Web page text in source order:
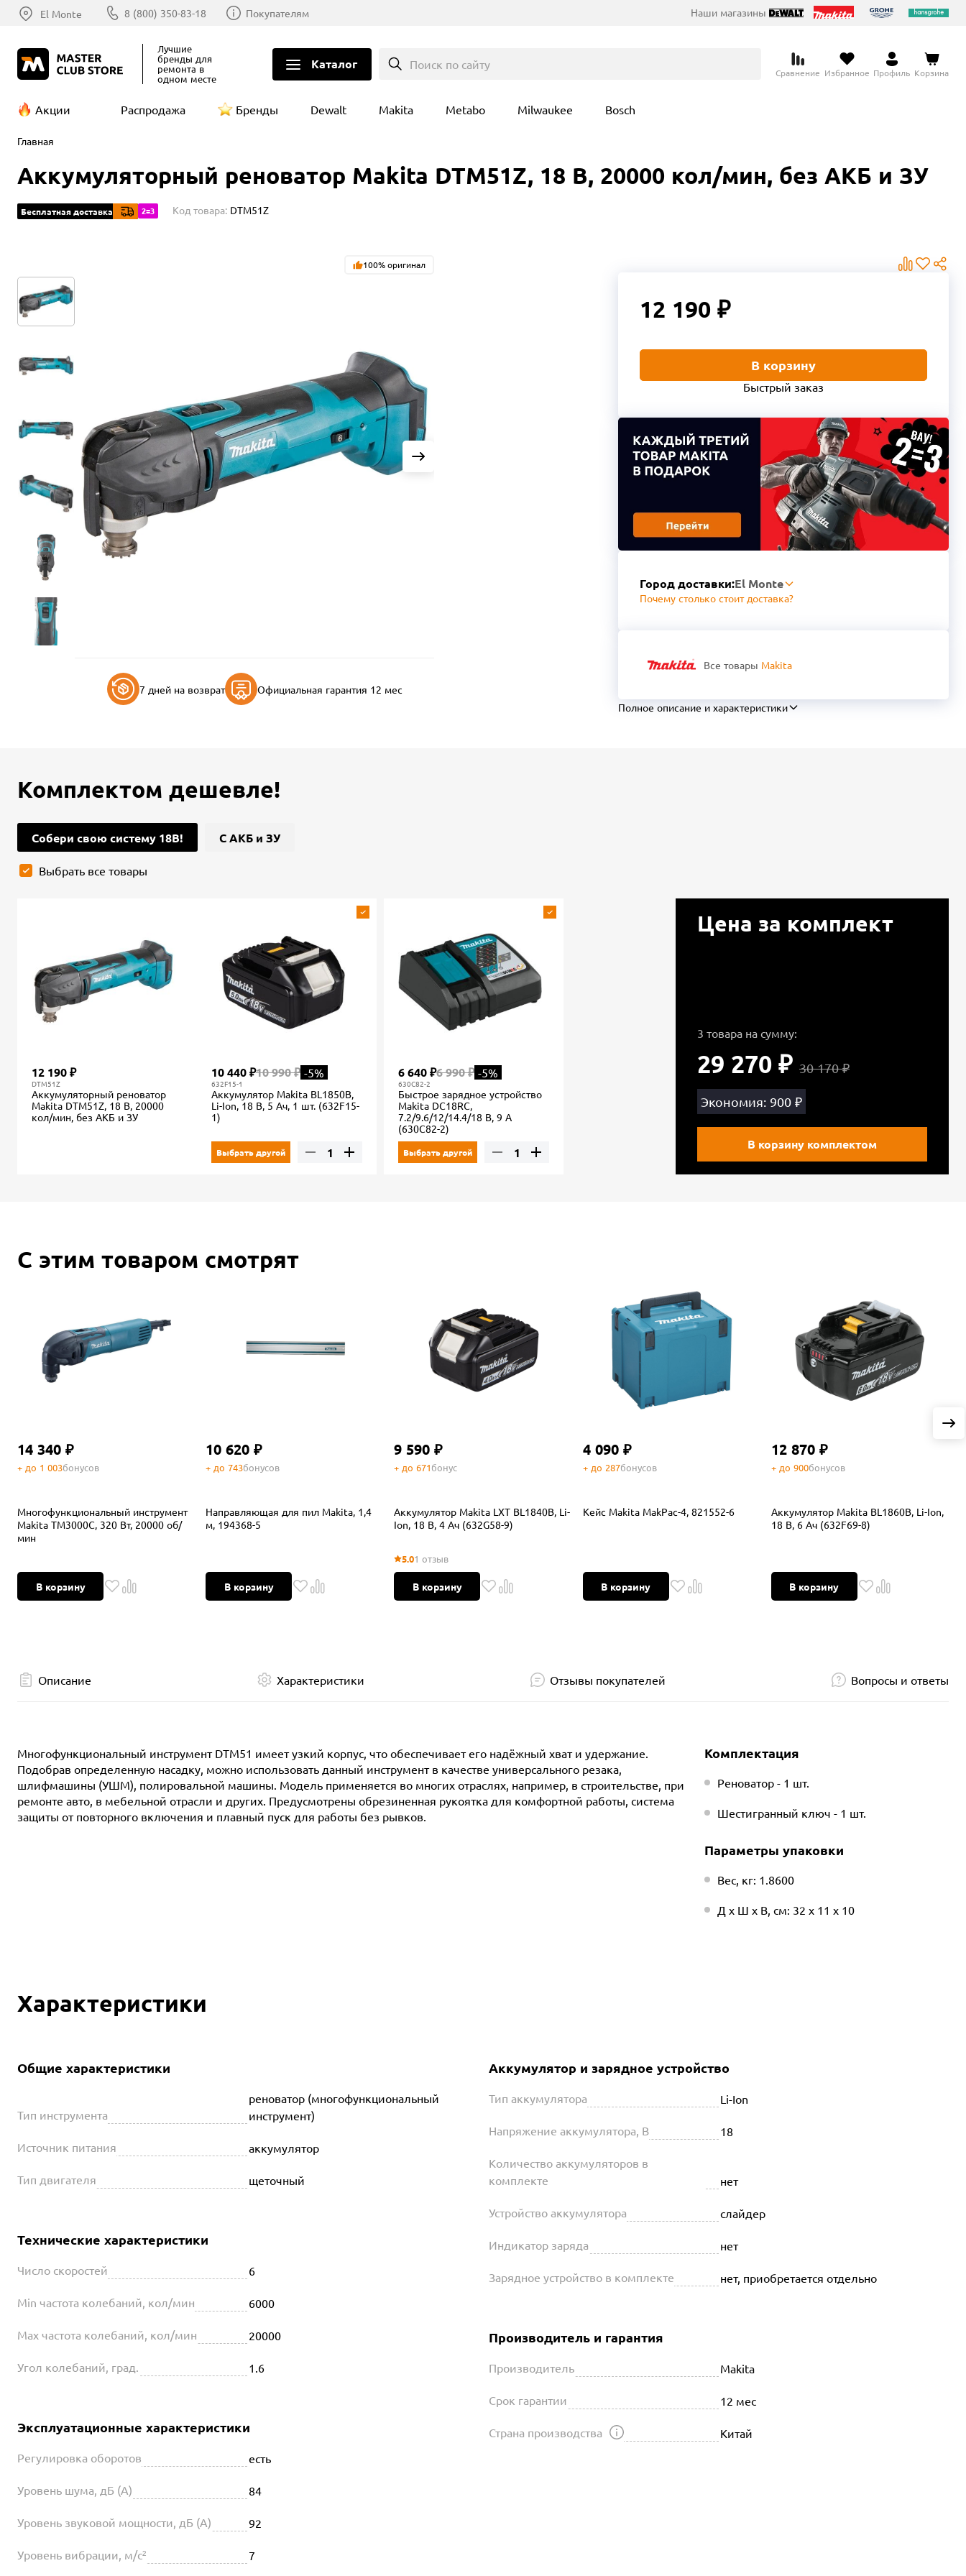
El Monte 8 (800) 350-83-18 Покупателям Наши магазины
Лучшие
бренды для
ремонта в
одном месте
Каталог Поиск по сайту
Сравнение Избранное Профиль Корзина
Акции Распродажа Бренды Dewalt Makita Metabo Milwaukee Bosch
Главная
Аккумуляторный реноватор Makita DTM51Z, 18 В, 20000 кол/мин, без АКБ и ЗУ
Бесплатная доставка 2=3 Код товара: DTM51Z
100% оригинал
7 дней на возврат Официальная гарантия 12 мес
12 190 ₽
В корзину
Быстрый заказ
Город доставки:El Monte
Почему столько стоит доставка?
Все товары Makita
Полное описание и характеристики
Комплектом дешевле!
Собери свою систему 18В! С АКБ и ЗУ
Выбрать все товары
DTM51Z
Аккумуляторный реноватор
Makita DTM51Z, 18 В, 20000
кол/мин, без АКБ и ЗУ
12 190 ₽
632F15-1
Аккумулятор Makita BL1850B,
Li-Ion, 18 В, 5 Ач, 1 шт. (632F15-
1)
10 440 ₽10 990 ₽ -5%
Выбрать другой
630C82-2
Быстрое зарядное устройство
Makita DC18RC,
7.2/9.6/12/14.4/18 В, 9 А
(630C82-2)
6 640 ₽6 990 ₽ -5%
Выбрать другой
Цена за комплект
3 товара на сумму:
29 270 ₽ 30 170 ₽
Экономия: 900 ₽
В корзину комплектом
С этим товаром смотрят
14 340 ₽
+ до 1 003бонусов
Многофункциональный инструмент
Makita TM3000C, 320 Вт, 20000 об/
мин
В корзину
10 620 ₽
+ до 743бонусов
Направляющая для пил Makita, 1,4
м, 194368-5
В корзину
9 590 ₽
+ до 671бонус
Аккумулятор Makita LXT BL1840B, Li-
Ion, 18 В, 4 Ач (632G58-9)
5.01 отзыв
В корзину
4 090 ₽
+ до 287бонусов
Кейс Makita MakPac-4, 821552-6
В корзину
12 870 ₽
+ до 900бонусов
Аккумулятор Makita BL1860B, Li-Ion,
18 В, 6 Ач (632F69-8)
В корзину
Описание Характеристики Отзывы покупателей Вопросы и ответы
Многофункциональный инструмент DTM51 имеет узкий корпус, что обеспечивает его надёжный хват и удержание.
Подобрав определенную насадку, можно использовать данный инструмент в качестве универсального резака,
шлифмашины (УШМ), полировальной машины. Модель применяется во многих отраслях, например, в строительстве, при
ремонте авто, в мебельной отрасли и других. Предусмотрены обрезиненная рукоятка для комфортной работы, система
защиты от повторного включения и плавный пуск для работы без рывков.
Комплектация
Реноватор - 1 шт.
Шестигранный ключ - 1 шт.
Параметры упаковки
Вес, кг: 1.8600
Д х Ш х В, см: 32 х 11 х 10
Характеристики
Общие характеристики
Тип инструмента
реноватор (многофункциональный
инструмент)
Источник питания аккумулятор
Тип двигателя щеточный
Технические характеристики
Число скоростей 6
Min частота колебаний, кол/мин 6000
Max частота колебаний, кол/мин 20000
Угол колебаний, град. 1.6
Эксплуатационные характеристики
Регулировка оборотов есть
Уровень шума, дБ (А) 84
Уровень звуковой мощности, дБ (А) 92
Уровень вибрации, м/с² 7
Аккумулятор и зарядное устройство
Тип аккумулятора Li-Ion
Напряжение аккумулятора, В 18
Количество аккумуляторов в
комплекте
нет
Устройство аккумулятора слайдер
Индикатор заряда нет
Зарядное устройство в комплекте нет, приобретается отдельно
Производитель и гарантия
Производитель Makita
Срок гарантии 12 мес
Страна производства Китай